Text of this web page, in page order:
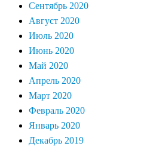
Сентябрь 2020
Август 2020
Июль 2020
Июнь 2020
Май 2020
Апрель 2020
Март 2020
Февраль 2020
Январь 2020
Декабрь 2019